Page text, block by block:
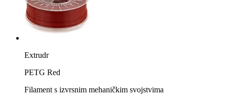
Extrudr
PETG Red
Filament s izvrsnim mehaničkim svojstvima